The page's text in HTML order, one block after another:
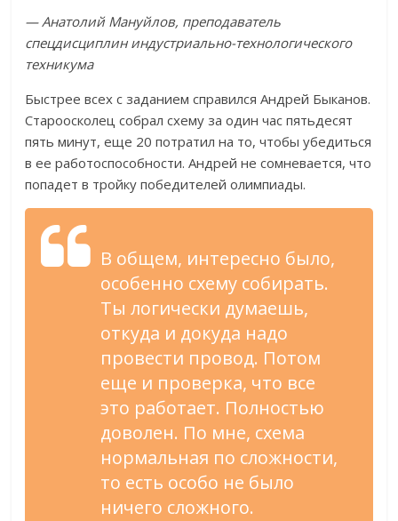
— Анатолий Мануйлов, преподаватель
спецдисциплин индустриально-технологического
техникума
Быстрее всех с заданием справился Андрей Быканов.
Староосколец собрал схему за один час пятьдесят
пять минут, еще 20 потратил на то, чтобы убедиться
в ее работоспособности. Андрей не сомневается, что
попадет в тройку победителей олимпиады.
В общем, интересно было,
особенно схему собирать.
Ты логически думаешь,
откуда и докуда надо
провести провод. Потом
еще и проверка, что все
это работает. Полностью
доволен. По мне, схема
нормальная по сложности,
то есть особо не было
ничего сложного.